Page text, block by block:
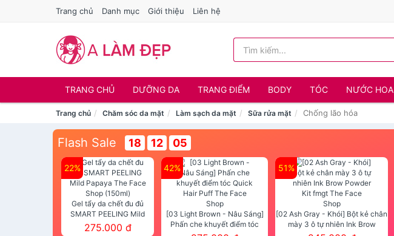
Trang chủ Danh mục Giới thiệu Liên hệ
TRANG CHỦ DƯỠNG DA TRANG ĐIỂM BODY TÓC NƯỚC HOA
Trang chủ Chăm sóc da mặt Làm sạch da mặt Sữa rửa mặt Chống lão hóa
Flash Sale 18 12 05
22%
Gel tẩy da chết đu đủ
SMART PEELING Mild
Papaya The Face Shop
275.000 đ
42%
[03 Light Brown - Nâu Sáng]
Phấn che khuyết điểm tóc
51%
[02 Ash Gray - Khói] Bột kẻ chân
mày 3 ô tự nhiên Ink Brow